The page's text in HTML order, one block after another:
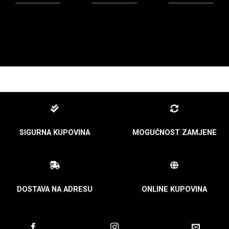
SIGURNA KUPOVINA MOGUĆNOST ZAMJENE
DOSTAVA NA ADRESU ONLINE KUPOVINA